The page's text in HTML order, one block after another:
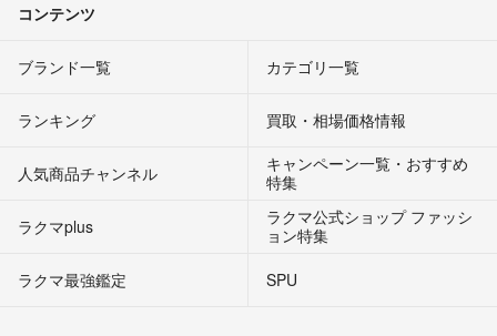
コンテンツ
ブランド一覧 カテゴリ一覧
ランキング 買取・相場価格情報
人気商品チャンネル
キャンペーン一覧・おすすめ
特集
ラクマplus
ラクマ公式ショップ ファッシ
ョン特集
ラクマ最強鑑定
SPU